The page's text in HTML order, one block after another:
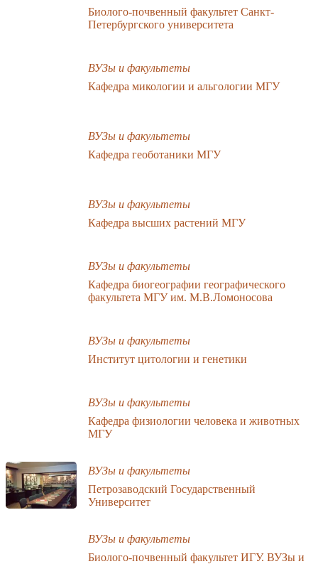
Биолого-почвенный факультет Санкт-
Петербургского университета
ВУЗы и факультеты
Кафедра микологии и альгологии МГУ
ВУЗы и факультеты
Кафедра геоботаники МГУ
ВУЗы и факультеты
Кафедра высших растений МГУ
ВУЗы и факультеты
Кафедра биогеографии географического
факультета МГУ им. М.В.Ломоносова
ВУЗы и факультеты
Институт цитологии и генетики
ВУЗы и факультеты
Кафедра физиологии человека и животных
МГУ
ВУЗы и факультеты
Петрозаводский Государственный
Университет
ВУЗы и факультеты
Биолого-почвенный факультет ИГУ. ВУЗы и